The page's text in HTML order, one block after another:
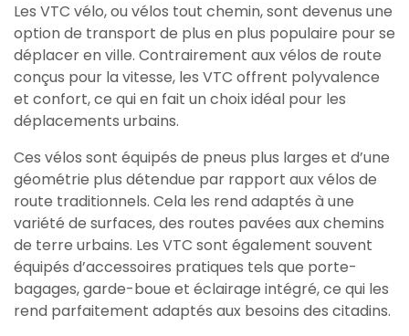
Les VTC vélo, ou vélos tout chemin, sont devenus une
option de transport de plus en plus populaire pour se
déplacer en ville. Contrairement aux vélos de route
conçus pour la vitesse, les VTC offrent polyvalence
et confort, ce qui en fait un choix idéal pour les
déplacements urbains.
Ces vélos sont équipés de pneus plus larges et d’une
géométrie plus détendue par rapport aux vélos de
route traditionnels. Cela les rend adaptés à une
variété de surfaces, des routes pavées aux chemins
de terre urbains. Les VTC sont également souvent
équipés d’accessoires pratiques tels que porte-
bagages, garde-boue et éclairage intégré, ce qui les
rend parfaitement adaptés aux besoins des citadins.